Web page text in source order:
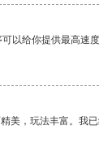
以给你提供最高速
美，玩法丰富。我